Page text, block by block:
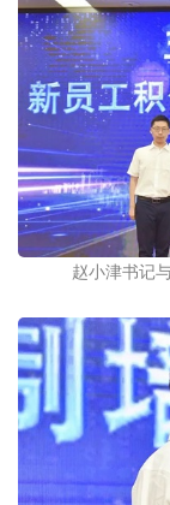
赵小津书记